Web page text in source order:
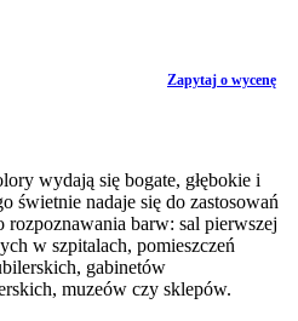
Zapytaj o wycenę
wydają się bogate, głębokie i
świetnie nadaje się do zastosowań
rozpoznawania barw: sal pierwszej
w szpitalach, pomieszczeń
gabinetów
muzeów czy sklepów.